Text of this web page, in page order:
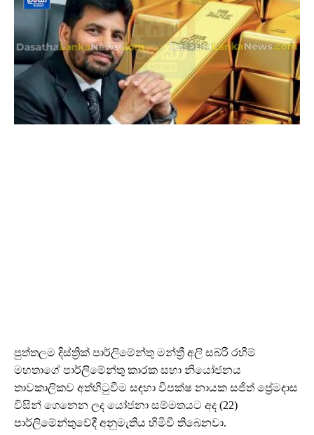
පුත්තලම දිස්ත්‍රික් පාර්ලිමේන්තු මන්ත්‍රී අලි සබ්රි රහීම්
මහතාගේ පාර්ලිමේන්තු කාරක සභා නියෝජනය
තාවකාලිකව අත්හිටුවීම සඳහා විපක්ෂ නායක සජිත් ප්‍රේමදාස
විසින් ගෙනෙන ලද යෝජනා සම්මතයට අද (22)
පාර්ලිමේන්තුවේදී අනුමැතිය හිමිවී තිබෙනවා.